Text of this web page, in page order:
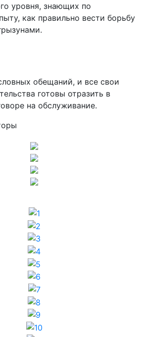
уровня, знающих по
как правильно вести борьбу
обещаний, и все свои
готовы отразить в
на обслуживание.
1
4
7
10